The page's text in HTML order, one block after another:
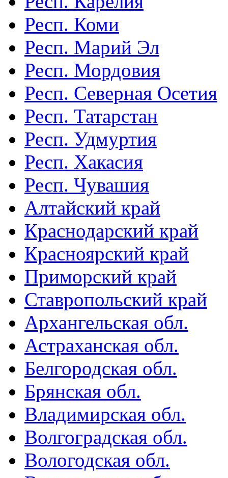
Респ. Коми
Респ. Марий Эл
Респ. Мордовия
Респ. Северная Осетия
Респ. Татарстан
Респ. Удмуртия
Респ. Хакасия
Респ. Чувашия
Алтайский край
Краснодарский край
Красноярский край
Приморский край
Ставропольский край
Архангельская обл.
Астраханская обл.
Белгородская обл.
Брянская обл.
Владимирская обл.
Волгоградская обл.
Вологодская обл.